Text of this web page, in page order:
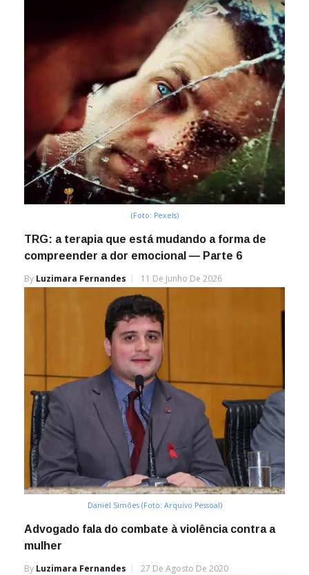
(Foto: Pexels)
TRG: a terapia que está mudando a forma de
compreender a dor emocional — Parte 6
By Luzimara Fernandes 11 De Junho De 2026
Daniel Simões (Foto: Arquivo Pessoal)
Advogado fala do combate à violência contra a
mulher
By Luzimara Fernandes 27 De Agosto De 2020